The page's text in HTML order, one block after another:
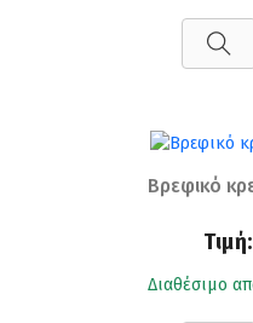
Βρεφικό
Διαθέσιμο